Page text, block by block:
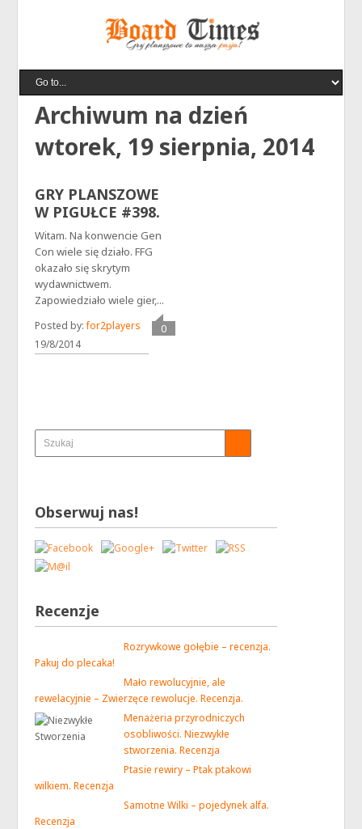
Archiwum na dzień
wtorek, 19 sierpnia, 2014
GRY PLANSZOWE
W PIGUŁCE #398.
Witam. Na konwencie Gen
Con wiele się działo. FFG
okazało się skrytym
wydawnictwem.
Zapowiedziało wiele gier,...
Posted by:for2players
19/8/2014
0
Obserwuj nas!
Recenzje
Rozrywkowe gołębie – recenzja.
Pakuj do plecaka!
Mało rewolucyjnie, ale
rewelacyjnie – Zwierzęce rewolucje. Recenzja.
Menażeria przyrodniczych
osobliwości. Niezwykłe
stworzenia. Recenzja
Ptasie rewiry – Ptak ptakowi
wilkiem. Recenzja
Samotne Wilki – pojedynek alfa.
Recenzja